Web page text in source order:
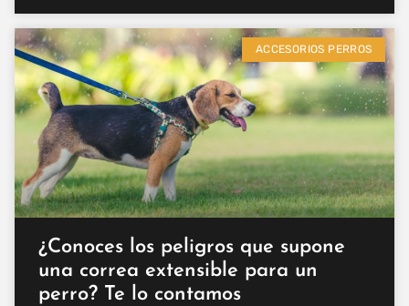
ACCESORIOS PERROS
¿Conoces los peligros que supone
una correa extensible para un
perro? Te lo contamos